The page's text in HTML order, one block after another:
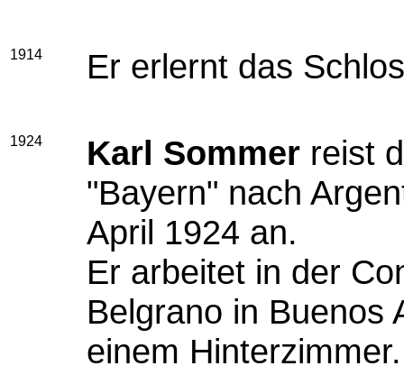
1914 Er erlernt das
1924 Karl Sommer reist
"Bayern" nach
April 1924 an.
Er arbeitet in der
Belgrano in Buenos
einem Hinterzimmer.